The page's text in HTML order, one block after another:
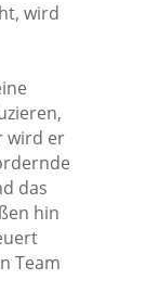
wird
wird er
das
hin
Team